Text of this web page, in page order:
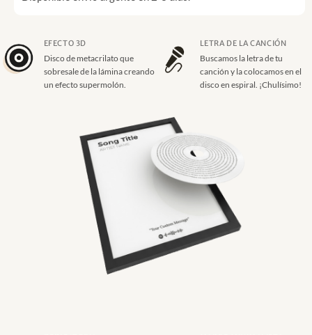
EFECTO 3D
Disco de metacrilato que
sobresale de la lámina creando
un efecto supermolón.
LETRA DE LA CANCIÓN
Buscamos la letra de tu
canción y la colocamos en el
disco en espiral. ¡Chulísimo!